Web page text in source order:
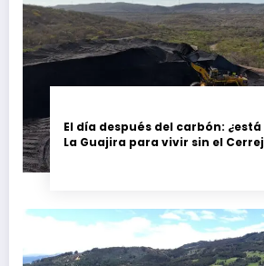
El día después del carbón:
La Guajira para vivir sin el